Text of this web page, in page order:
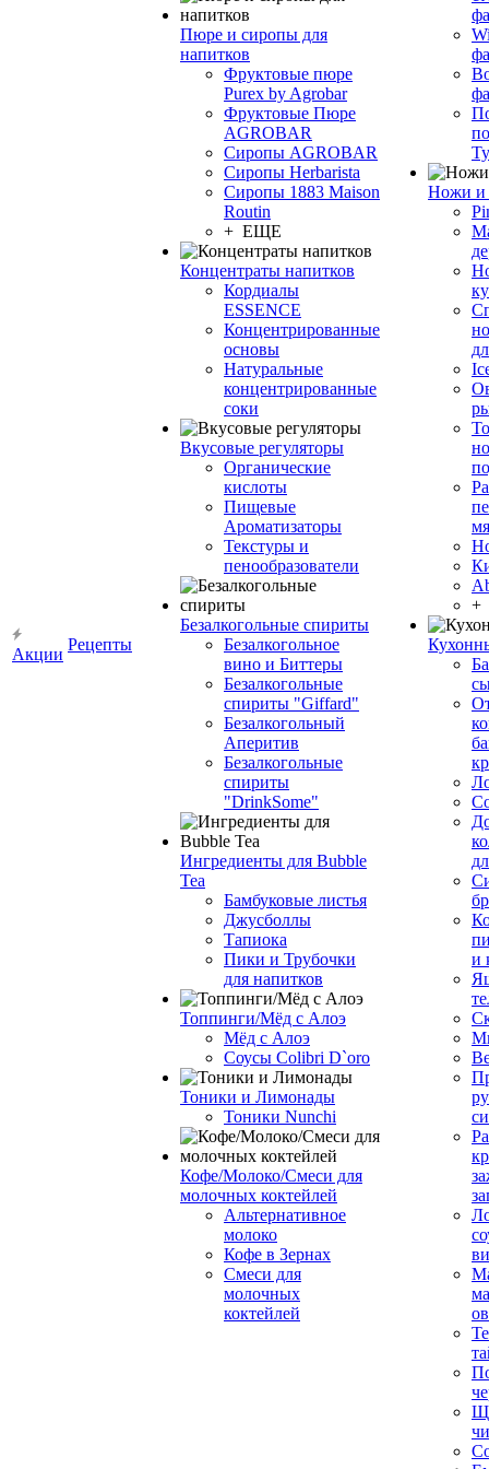
Акции
Рецепты
Пюре и сиропы для
напитков
Фруктовые пюре
Purex by Agrobar
Фруктовые Пюре
AGROBAR
Сиропы AGROBAR
Сиропы Herbarista
Сиропы 1883 Maison
Routin
+ ЕЩЕ
Концентраты напитков
Кордиалы
ESSENCE
Концентрированные
основы
Натуральные
концентрированные
соки
Вкусовые регуляторы
Органические
кислоты
Пищевые
Ароматизаторы
Текстуры и
пенообразователи
Безалкогольные спириты
Безалкогольное
вино и Биттеры
Безалкогольные
спириты "Giffard"
Безалкогольный
Аперитив
Безалкогольные
спириты
"DrinkSome"
Ингредиенты для Bubble
Tea
Бамбуковые листья
Джусболлы
Тапиока
Пики и Трубочки
для напитков
Топпинги/Мёд с Алоэ
Мёд с Алоэ
Соусы Colibri D`oro
Тоники и Лимонады
Тоники Nunchi
Кофе/Молоко/Смеси для
молочных коктейлей
Альтернативное
молоко
Кофе в Зернах
Смеси для
молочных
коктейлей
Ножи и
+
и